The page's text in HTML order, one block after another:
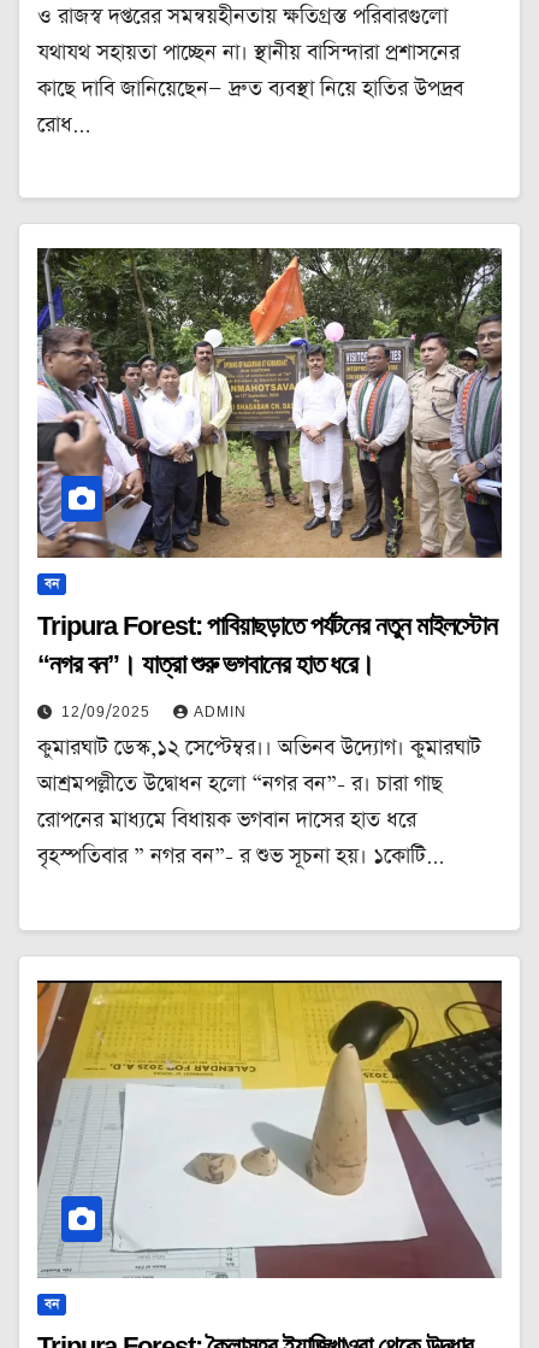
ও রাজস্ব দপ্তরের সমন্বয়হীনতায় ক্ষতিগ্রস্ত পরিবারগুলো
যথাযথ সহায়তা পাচ্ছেন না। স্থানীয় বাসিন্দারা প্রশাসনের
কাছে দাবি জানিয়েছেন— দ্রুত ব্যবস্থা নিয়ে হাতির উপদ্রব
রোধ…
বন
Tripura Forest: পাবিয়াছড়াতে পর্যটনের নতুন মাইলস্টোন
“নগর বন”। যাত্রা শুরু ভগবানের হাত ধরে।
12/09/2025 ADMIN
কুমারঘাট ডেস্ক,১২ সেপ্টেম্বর।। অভিনব উদ্যোগ। কুমারঘাট
আশ্রমপল্লীতে উদ্বোধন হলো “নগর বন”- র। চারা গাছ
রোপনের মাধ্যমে বিধায়ক ভগবান দাসের হাত ধরে
বৃহস্পতিবার ” নগর বন”- র শুভ সূচনা হয়। ১কোটি…
বন